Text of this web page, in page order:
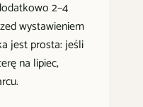
2–4
wystawieniem
jest prosta: jeśli
na lipiec,